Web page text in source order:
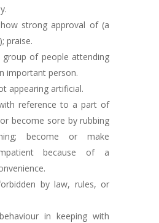
show strong approval of (a
praise.
a group of people attending
important person.
not appearing artificial.
(with reference to a part of
become sore by rubbing
become or make
because of a
forbidden by law, rules, or
behaviour in keeping with